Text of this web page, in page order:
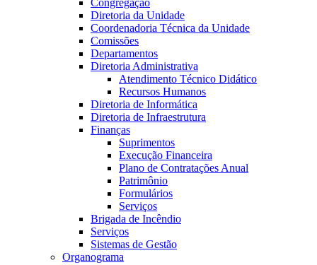
Congregação
Diretoria da Unidade
Coordenadoria Técnica da Unidade
Comissões
Departamentos
Diretoria Administrativa
Atendimento Técnico Didático
Recursos Humanos
Diretoria de Informática
Diretoria de Infraestrutura
Finanças
Suprimentos
Execução Financeira
Plano de Contratações Anual
Patrimônio
Formulários
Serviços
Brigada de Incêndio
Serviços
Sistemas de Gestão
Organograma